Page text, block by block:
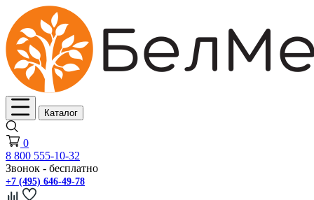
Каталог
0
8 800 555-10-32
Звонок - бесплатно
+7 (495) 646-49-78